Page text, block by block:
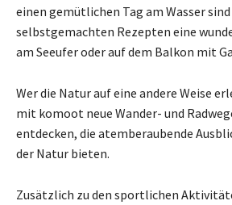
einen gemütlichen Tag am Wasser
selbstgemachten Rezepten eine
am Seeufer oder auf dem Balkon mit
Wer die Natur auf eine andere Weise
mit komoot neue Wander- und
entdecken, die atemberaubende
der Natur bieten.
Zusätzlich zu den sportlichen